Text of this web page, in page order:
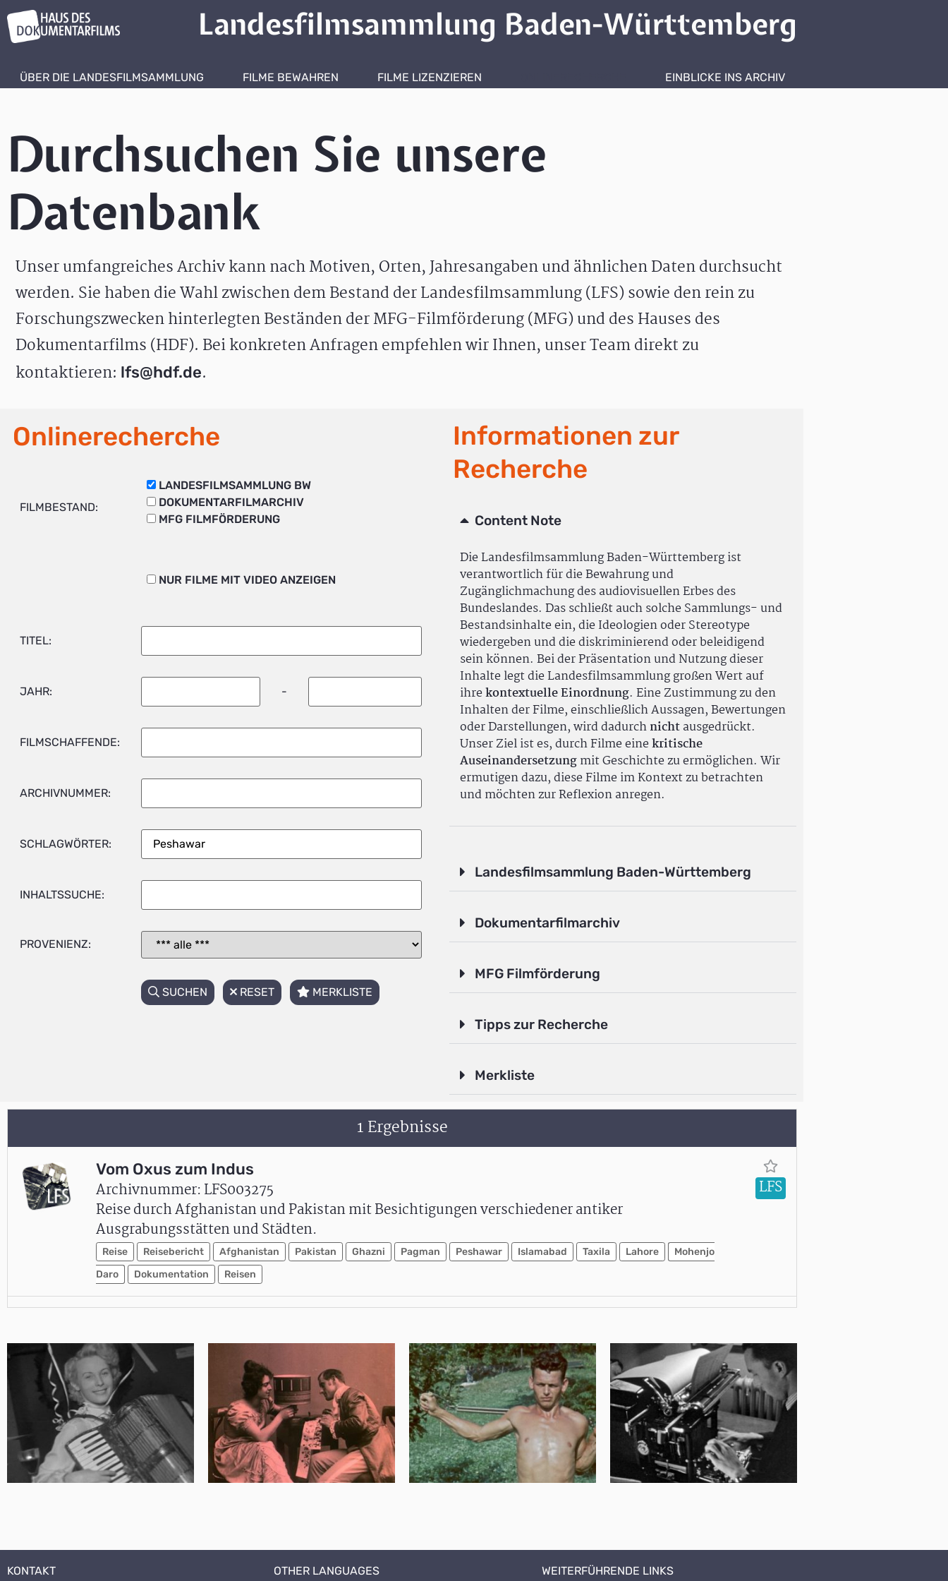
Landesfilmsammlung Baden-Württemberg
ÜBER DIE LANDESFILMSAMMLUNG FILME BEWAHREN FILME LIZENZIEREN EINBLICKE INS ARCHIV
Durchsuchen Sie unsere
Datenbank
Unser umfangreiches Archiv kann nach Motiven, Orten, Jahresangaben und ähnlichen Daten durchsucht
werden. Sie haben die Wahl zwischen dem Bestand der Landesfilmsammlung (LFS) sowie den rein zu
Forschungszwecken hinterlegten Beständen der MFG-Filmförderung (MFG) und des Hauses des
Dokumentarfilms (HDF). Bei konkreten Anfragen empfehlen wir Ihnen, unser Team direkt zu
kontaktieren: lfs@hdf.de.
Onlinerecherche
FILMBESTAND:
LANDESFILMSAMMLUNG BW
DOKUMENTARFILMARCHIV
MFG FILMFÖRDERUNG
NUR FILME MIT VIDEO ANZEIGEN
TITEL:
JAHR: -
FILMSCHAFFENDE:
ARCHIVNUMMER:
SCHLAGWÖRTER:
INHALTSSUCHE:
PROVENIENZ:
SUCHEN RESET MERKLISTE
Informationen zur
Recherche
Content Note
Die Landesfilmsammlung Baden-Württemberg ist
verantwortlich für die Bewahrung und
Zugänglichmachung des audiovisuellen Erbes des
Bundeslandes. Das schließt auch solche Sammlungs- und
Bestandsinhalte ein, die Ideologien oder Stereotype
wiedergeben und die diskriminierend oder beleidigend
sein können. Bei der Präsentation und Nutzung dieser
Inhalte legt die Landesfilmsammlung großen Wert auf
ihrekontextuelle Einordnung. Eine Zustimmung zu den
Inhalten der Filme, einschließlich Aussagen, Bewertungen
oder Darstellungen, wird dadurchnichtausgedrückt.
Unser Ziel ist es, durch Filme einekritische
Auseinandersetzungmit Geschichte zu ermöglichen. Wir
ermutigen dazu, diese Filme im Kontext zu betrachten
und möchten zur Reflexion anregen.
Landesfilmsammlung Baden-Württemberg
Dokumentarfilmarchiv
MFG Filmförderung
Tipps zur Recherche
Merkliste
1 Ergebnisse
Vom Oxus zum Indus
Archivnummer: LFS003275
Reise durch Afghanistan und Pakistan mit Besichtigungen verschiedener antiker
Ausgrabungsstätten und Städten.
Reise Reisebericht Afghanistan Pakistan Ghazni Pagman Peshawar Islamabad Taxila Lahore
Mohenjo
Daro
Dokumentation Reisen
LFS
KONTAKT OTHER LANGUAGES WEITERFÜHRENDE LINKS